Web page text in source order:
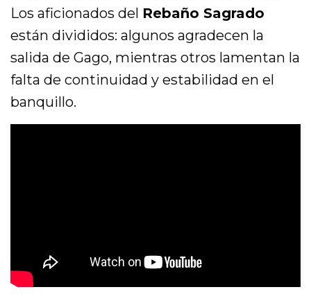
Los aficionados del Rebaño Sagrado
están divididos: algunos agradecen la
salida de Gago, mientras otros lamentan la
falta de continuidad y estabilidad en el
banquillo.